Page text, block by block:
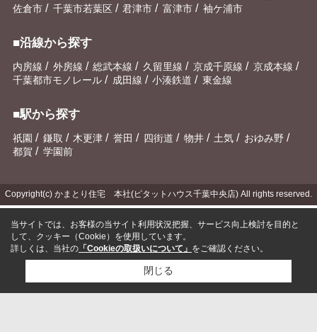
佐倉市 / 千葉市若葉区 / 君津市 / 富津市 / 袖ケ浦市
■沿線から探す
内房線 / 外房線 / 総武本線 / 久留里線 / 京成千原線 / 京成本線 /
千葉都市モノレール / 成田線 / 小湊鉄道 / 東金線
■駅から探す
祇園 / 鎌取 / 木更津 / 誉田 / 四街道 / 物井 / 土気 / おゆみ野 /
都賀 / 学園前
Copyright(c) かまとり住宅 本社(ピタットハウス千葉中央店) All rights reserved.
当サイトでは、お客様の当サイト利用状況把握、サービス向上検討を目的と
して、クッキー（Cookie）を使用しています。
詳しくは、当社の 「Cookieの取扱いについて」 をご確認ください。
閉じる